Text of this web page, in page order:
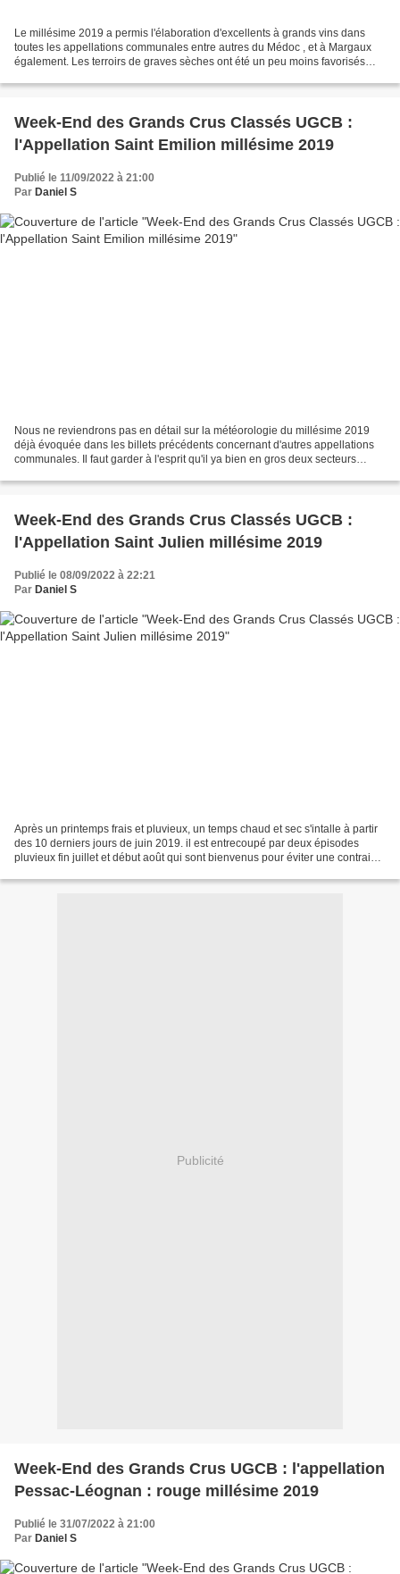
Le millésime 2019 a permis l'élaboration d'excellents à grands vins dans
toutes les appellations communales entre autres du Médoc , et à Margaux
également. Les terroirs de graves sèches ont été un peu moins favorisés
Week-End des Grands Crus Classés UGCB :
l'Appellation Saint Emilion millésime 2019
Publié le 11/09/2022 à 21:00
Par Daniel S
Nous ne reviendrons pas en détail sur la météorologie du millésime 2019
déjà évoquée dans les billets précédents concernant d'autres appellations
communales. Il faut garder à l'esprit qu'il ya bien en gros deux secteurs
Week-End des Grands Crus Classés UGCB :
l'Appellation Saint Julien millésime 2019
Publié le 08/09/2022 à 22:21
Par Daniel S
Après un printemps frais et pluvieux, un temps chaud et sec s'intalle à partir
des 10 derniers jours de juin 2019. il est entrecoupé par deux épisodes
pluvieux fin juillet et début août qui sont bienvenus pour éviter une contrainte
Publicité
Week-End des Grands Crus UGCB : l'appellation
Pessac-Léognan : rouge millésime 2019
Publié le 31/07/2022 à 21:00
Par Daniel S